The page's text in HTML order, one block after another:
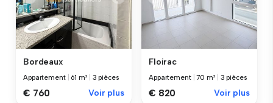
Bordeaux
Appartement 61 m² 3 pièces
€ 760 Voir plus
Floirac
Appartement |70 m² 3 pièces
€ 820 Voir plus